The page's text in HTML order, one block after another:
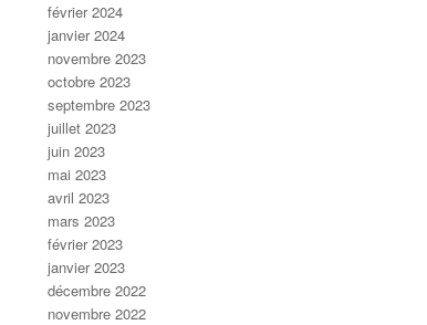
février 2024
janvier 2024
novembre 2023
octobre 2023
septembre 2023
juillet 2023
juin 2023
mai 2023
avril 2023
mars 2023
février 2023
janvier 2023
décembre 2022
novembre 2022